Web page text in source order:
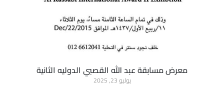
معرض مسابقة عبد الله القصبي الدوليه الثانية
يوليو 23, 2025